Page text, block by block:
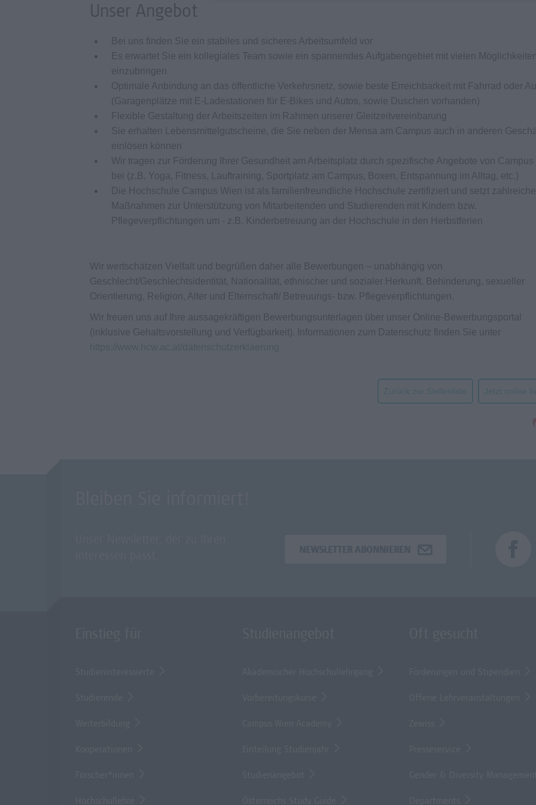
Unser Angebot
Bei uns finden Sie ein stabiles und sicheres Arbeitsumfeld vor
Es erwartet Sie ein kollegiales Team sowie ein spannendes Aufgabengebiet mit vielen
einzubringen
Optimale Anbindung an das öffentliche Verkehrsnetz, sowie beste Erreichbarkeit mit Fahrrad oder
(Garagenplätze mit E-Ladestationen für E-Bikes und Autos, sowie Duschen vorhanden)
Flexible Gestaltung der Arbeitszeiten im Rahmen unserer Gleitzeitvereinbarung
Sie erhalten Lebensmittelgutscheine, die Sie neben der Mensa am Campus auch in anderen
einlösen können
Wir tragen zur Förderung Ihrer Gesundheit am Arbeitsplatz durch spezifische Angebote von Campus
bei (z.B. Yoga, Fitness, Lauftraining, Sportplatz am Campus, Boxen, Entspannung im Alltag, etc.)
Die Hochschule Campus Wien ist als familienfreundliche Hochschule zertifiziert und setzt zahlreiche
Maßnahmen zur Unterstützung von Mitarbeitenden und Studierenden mit Kindern bzw.
Pflegeverpflichtungen um - z.B. Kinderbetreuung an der Hochschule in den Herbstferien
Wir wertschätzen Vielfalt und begrüßen daher alle Bewerbungen – unabhängig von
Geschlecht/Geschlechtsidentität, Nationalität, ethnischer und sozialer Herkunft, Behinderung, sexueller
Orientierung, Religion, Alter und Elternschaft/ Betreuungs- bzw. Pflegeverpflichtungen.
Wir freuen uns auf Ihre aussagekräftigen Bewerbungsunterlagen über unser Online-Bewerbungsportal
(inklusive Gehaltsvorstellung und Verfügbarkeit). Informationen zum Datenschutz finden Sie unter
Zurück zur Stellenliste Jetzt online